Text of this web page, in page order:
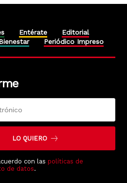
Entérate
Editorial
Periódico Impreso
LO QUIERO
con las políticas de
de datos.